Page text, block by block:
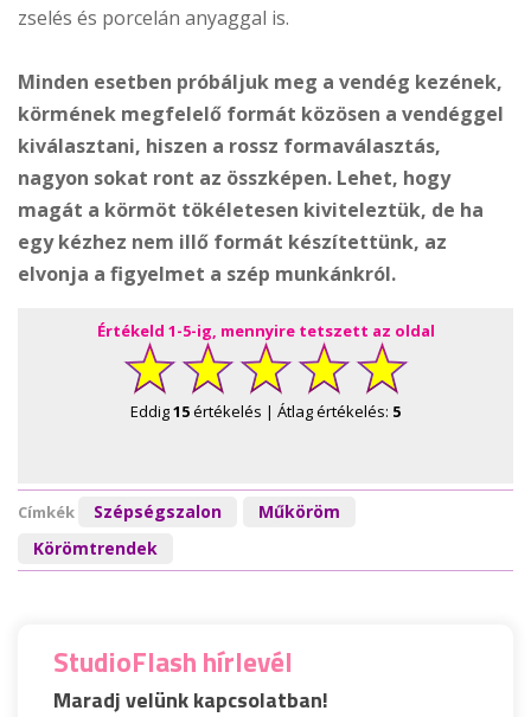
zselés és porcelán anyaggal is.
Minden esetben próbáljuk meg a vendég kezének,
körmének megfelelő formát közösen a vendéggel
kiválasztani, hiszen a rossz formaválasztás,
nagyon sokat ront az összképen. Lehet, hogy
magát a körmöt tökéletesen kiviteleztük, de ha
egy kézhez nem illő formát készítettünk, az
elvonja a figyelmet a szép munkánkról.
Értékeld 1-5-ig, mennyire tetszett az oldal
Eddig15értékelés | Átlag értékelés: 5
Címkék Szépségszalon
Műköröm
Körömtrendek
StudioFlash hírlevél
Maradj velünk kapcsolatban!